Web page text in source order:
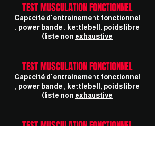
TEST MUSCULATION FONCTIONNEL
Capacité d'entrainement fonctionnel
, power bande , kettlebell, poids libre
(liste non exhaustive
TEST MUSCULATION FONCTIONNEL
Capacité d'entrainement fonctionnel
, power bande , kettlebell, poids libre
(liste non exhaustive
TEST MUSCULATION FONCTIONNEL